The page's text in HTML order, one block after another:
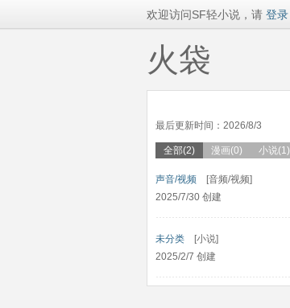
欢迎访问SF轻小说，请 登录
火袋
最后更新时间：2026/8/3
全部(2) 漫画(0) 小说(1)
声音/视频 [音频/视频]
2025/7/30 创建
未分类 [小说]
2025/2/7 创建